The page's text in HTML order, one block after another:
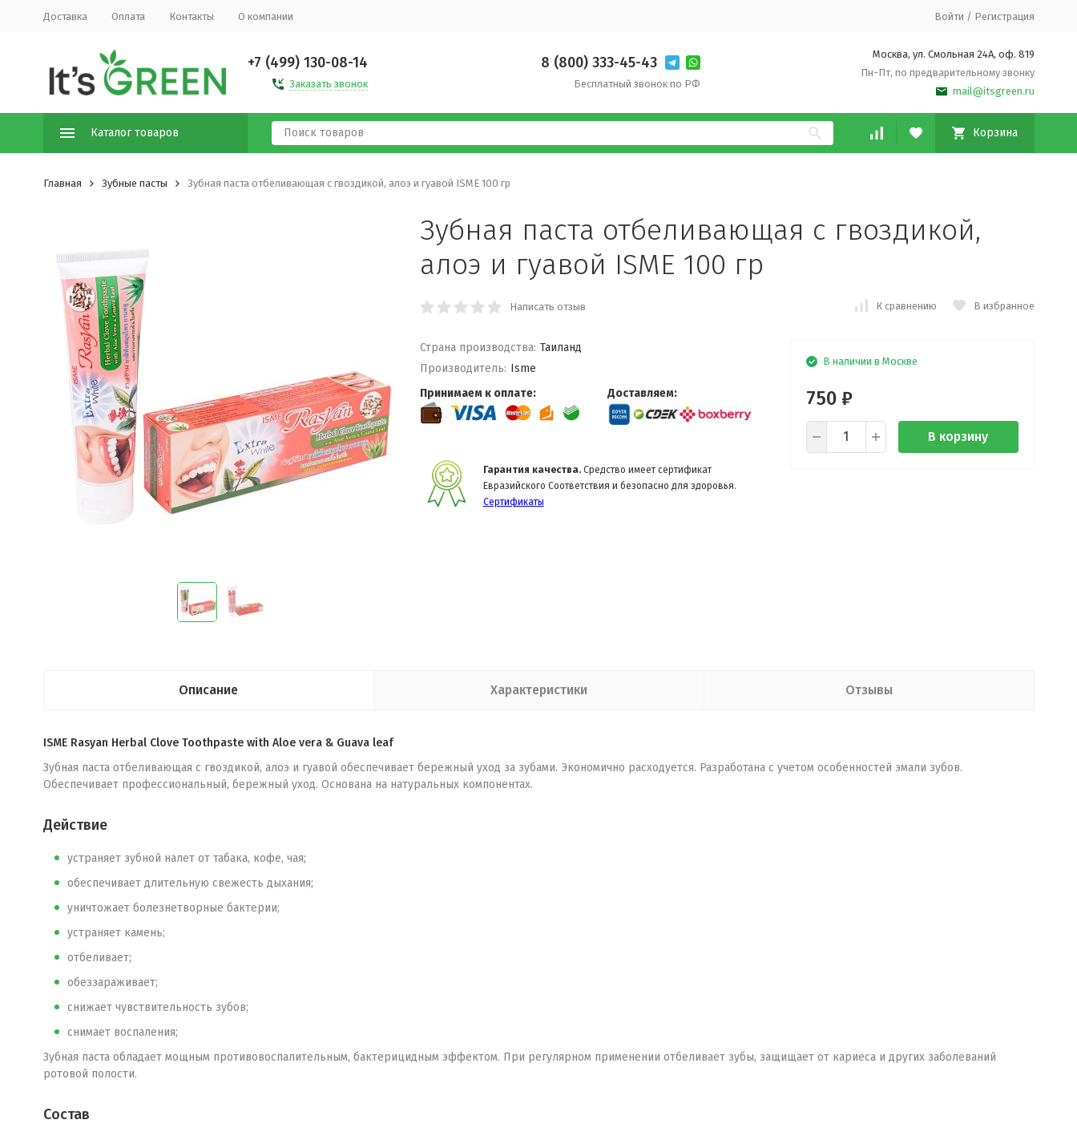
Доставка Оплата Контакты О компании Войти / Регистрация
+7 (499) 130-08-14
Заказать звонок
8 (800) 333-45-43
Бесплатный звонок по РФ
Москва, ул. Смольная 24А, оф. 819
Пн-Пт, по предварительному звонку
mail@itsgreen.ru
Каталог товаров Корзина
Главная Зубные пасты Зубная паста отбеливающая с гвоздикой, алоэ и гуавой ISME 100 гр
Зубная паста отбеливающая с гвоздикой,
алоэ и гуавой ISME 100 гр
Написать отзыв К сравнению В избранное
Страна производства: Таиланд
Производитель: Isme
Принимаем к оплате:
Доставляем:
Гарантия качества.Средство имеет сертификат
Евразийского Соответствия и безопасно для здоровья.
Сертификаты
В наличии в Москве
750 ₽
В корзину
Описание Характеристики Отзывы
ISME Rasyan Herbal Clove Toothpaste with Aloe vera & Guava leaf
Зубная паста отбеливающая с гвоздикой, алоэ и гуавой обеспечивает бережный уход за зубами. Экономично расходуется. Разработана с учетом особенностей эмали зубов.
Обеспечивает профессиональный, бережный уход. Основана на натуральных компонентах.
Действие
устраняет зубной налет от табака, кофе, чая;
обеспечивает длительную свежесть дыхания;
уничтожает болезнетворные бактерии;
устраняет камень;
отбеливает;
обеззараживает;
снижает чувствительность зубов;
снимает воспаления;
Зубная паста обладает мощным противовоспалительным, бактерицидным эффектом. При регулярном применении отбеливает зубы, защищает от кариеса и других заболеваний
ротовой полости.
Состав